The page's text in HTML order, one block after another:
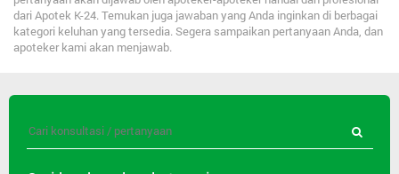
dari Apotek K-24. Temukan juga jawaban yang Anda inginkan di berbagai
kategori keluhan yang tersedia. Segera sampaikan pertanyaan Anda, dan
apoteker kami akan menjawab.